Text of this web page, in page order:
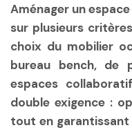
Aménager un
sur plusieurs
choix du mobilier
bureau bench, de
espaces
double exigence :
tout en